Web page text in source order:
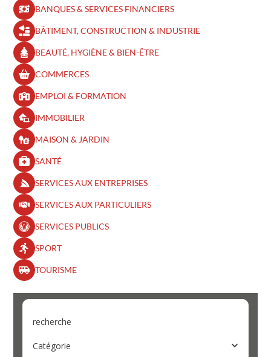
BANQUES & SERVICES FINANCIERS
BÂTIMENT, CONSTRUCTION & INDUSTRIE
BEAUTÉ, HYGIÈNE & BIEN-ÊTRE​
COMMERCES
EMPLOI & FORMATION
IMMOBILIER
MAISON & JARDIN
SANTÉ
SERVICES AUX ENTREPRISES
SERVICES AUX PARTICULIERS
SERVICES PUBLICS
SPORT
TOURISME
recherche
Catégorie